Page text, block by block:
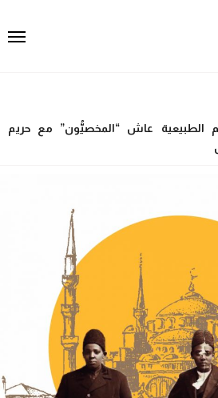
الطبيعية عاش “المخصيُّون” مع حريم